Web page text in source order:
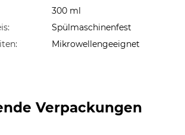
300 ml
Spülmaschinenfest
Mikrowellengeeignet
Verpackungen